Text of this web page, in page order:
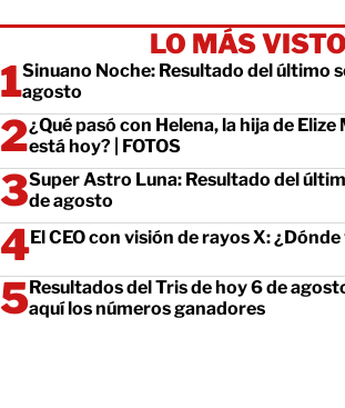
LO MÁS VISTO
Sinuano Noche: Resultado del último
agosto
¿Qué pasó con Helena, la hija de
está hoy? | FOTOS
Super Astro Luna: Resultado del
de agosto
El CEO con visión de rayos X:
Resultados del Tris de hoy 6 de
aquí los números ganadores